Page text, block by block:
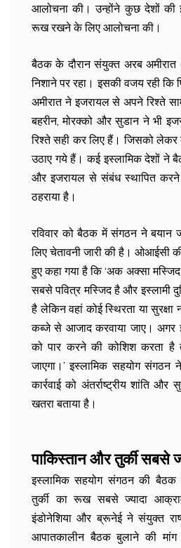
आलोचना की। उन्होंने कुछ देशों
रूख रखने के लिए आलोचना की।
बैठक के दौरान संयुक्त अरब
निशाने पर रहा। इसकी वजय रही
अमीरात ने इजरायल से अपने रिश्ते
बहरीन, मोरक्को और सुडान ने भी
रिश्ते सही कर लिए हैं। जिसको
उठाए गये हैं। कई इस्लामिक देशों ने
और इजरायल से संबंध स्थापित करने
ठहराया है।
रविवार को बैठक में संगठन ने बयान
लिए चेतावनी जारी की है। ओआईसी
हुए कहा गया है कि ‘अक अक्सा
सबसे पवित्र मस्जिद है और इस्लामी
है लेकिन वहां कोई स्थिरता या
कब्जे से आजाद करवाया जाए। अगर
को पार करने की कोशिश करता है
जाएगा।’ इस्लामिक सहयोग संगठन
कार्रवाई को अंतर्राष्ट्रीय शांति और
खतरा बताया है।
पाकिस्तान और तुर्की सबसे
इस्लामिक सहयोग संगठन की बैठक
तुर्की का रूख सबसे ज्यादा
इंडोनेशिया और ब्रूनेई ने संयुक्त
आपातकालीन बैठक बुलाने की